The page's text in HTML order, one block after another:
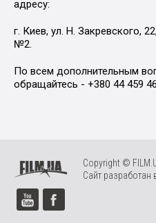
адресу:
г. Киев, ул. Н. Закревского,
№2.
По всем дополнительным
обращайтесь - +380 44 459
Copyright ©
Сайт разработан